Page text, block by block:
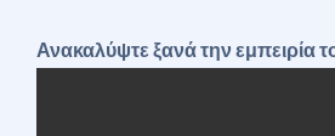
Ανακαλύψτε ξανά την εμπειρία